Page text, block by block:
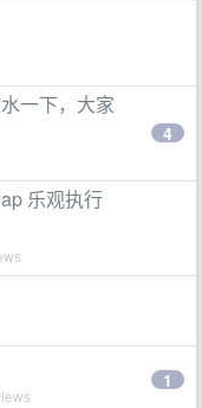
一下，大家
4
乐观执行
1